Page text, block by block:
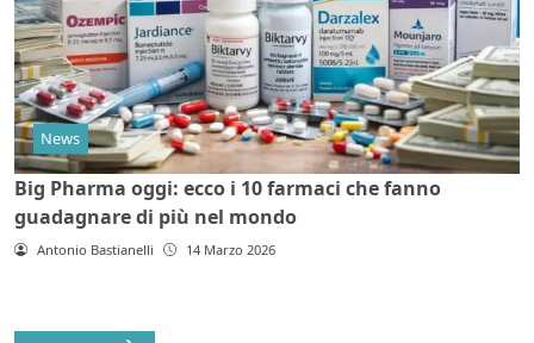
News
Big Pharma oggi: ecco i 10 farmaci che fanno
guadagnare di più nel mondo
Antonio Bastianelli 14 Marzo 2026